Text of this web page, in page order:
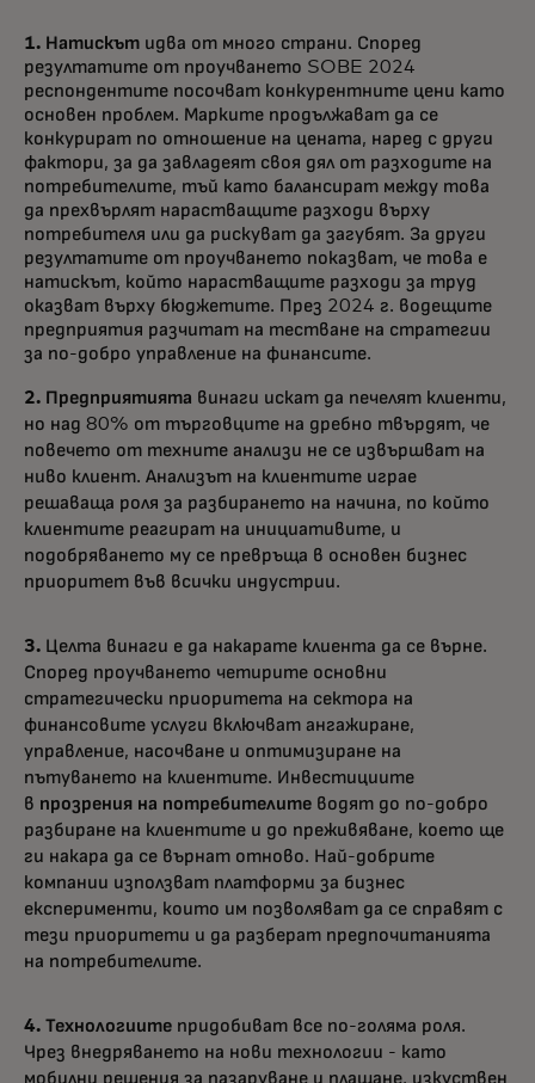
1. Натискът идва от много страни. Според
резултатите от проучването SOBE 2024
респондентите посочват конкурентните цени като
основен проблем. Марките продължават да се
конкурират по отношение на цената, наред с други
фактори, за да завладеят своя дял от разходите на
потребителите, тъй като балансират между това
да прехвърлят нарастващите разходи върху
потребителя или да рискуват да загубят. За други
резултатите от проучването показват, че това е
натискът, който нарастващите разходи за труд
оказват върху бюджетите. През 2024 г. водещите
предприятия разчитат на тестване на стратегии
за по-добро управление на финансите.
2. Предприятията винаги искат да печелят клиенти,
но над 80% от търговците на дребно твърдят, че
повечето от техните анализи не се извършват на
ниво клиент. Анализът на клиентите играе
решаваща роля за разбирането на начина, по който
клиентите реагират на инициативите, и
подобряването му се превръща в основен бизнес
приоритет във всички индустрии.
3. Целта винаги е да накарате клиента да се върне.
Според проучването четирите основни
стратегически приоритета на сектора на
финансовите услуги включват ангажиране,
управление, насочване и оптимизиране на
пътуването на клиентите. Инвестициите
в прозрения на потребителите водят до по-добро
разбиране на клиентите и до преживяване, което ще
ги накара да се върнат отново. Най-добрите
компании използват платформи за бизнес
експерименти, които им позволяват да се справят с
тези приоритети и да разберат предпочитанията
на потребителите.
4. Технологиите придобиват все по-голяма роля.
Чрез внедряването на нови технологии - като
мобилни решения за пазаруване и плащане, изкуствен